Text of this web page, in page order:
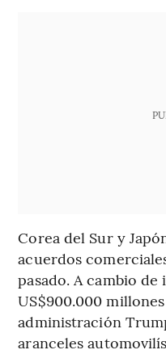
Corea del Sur y
acuerdos
pasado. A cambio
US$900.000
administración
aranceles